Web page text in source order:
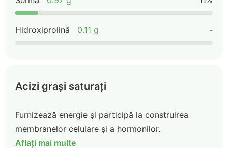
Hidroxiprolină 0.11 g -
Acizi grași saturați
Furnizează energie și participă la construirea
membranelor celulare și a hormonilor.
Aflați mai multe